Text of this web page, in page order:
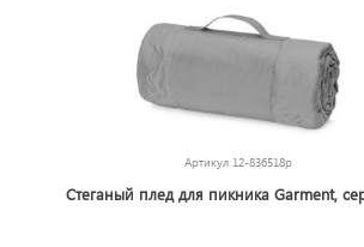
Артикул 12-836518p
Стеганый плед для пикника Garment,